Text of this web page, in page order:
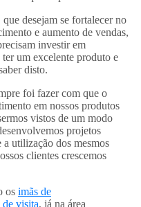
que desejam se fortalecer no
e aumento de vendas,
investir em
um excelente produto e
disto.
foi fazer com que o
em nossos produtos
vistos de um modo
projetos
utilização dos mesmos
clientes crescemos
os imãs de
de visita, já na área